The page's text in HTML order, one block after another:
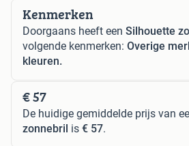
Kenmerken
Doorgaans heeft een Silhouette
volgende kenmerken: Overige
kleuren.
€ 57
De huidige gemiddelde prijs van
zonnebril is € 57.